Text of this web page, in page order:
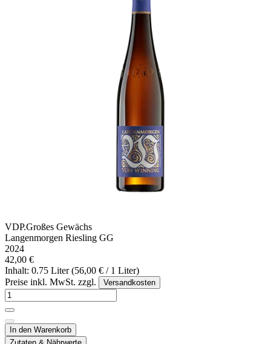
VDP.Großes Gewächs
Langenmorgen Riesling GG
2024
42,00 €
Inhalt: 0.75 Liter (56,00 € / 1 Liter)
Preise inkl. MwSt. zzgl.
Versandkosten
In den Warenkorb